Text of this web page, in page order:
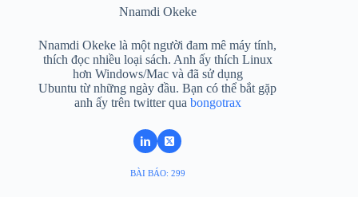
Nnamdi Okeke
Nnamdi Okeke là một người đam mê máy tính,
thích đọc nhiều loại sách. Anh ấy thích Linux
hơn Windows/Mac và đã sử dụng
Ubuntu từ những ngày đầu. Bạn có thể bắt gặp
anh ấy trên twitter qua bongotrax
BÀI BÁO: 299